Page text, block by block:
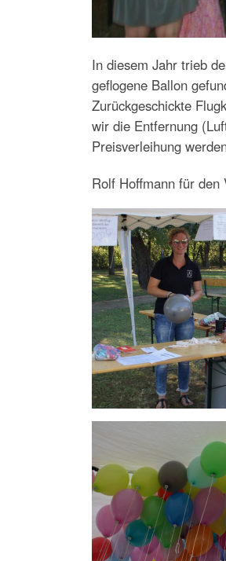
In diesem Jahr trieb
geflogene Ballon
Zurückgeschickte
wir die Entfernung
Preisverleihung
Rolf Hoffmann für den